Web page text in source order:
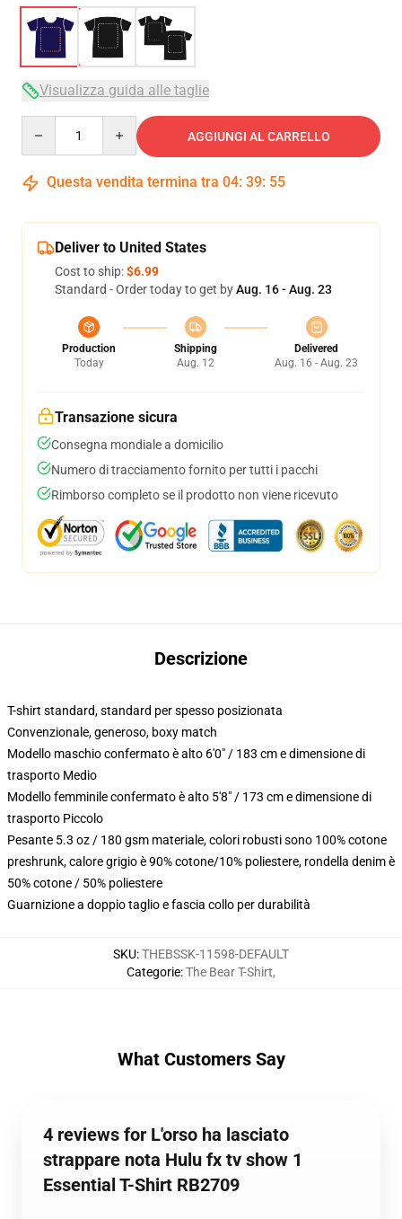
Visualizza guida alle taglie
AGGIUNGI AL CARRELLO
Questa vendita termina tra 04: 39: 54
Deliver to United States
Cost to ship:$6.99
Standard - Order today to get byAug. 16 - Aug. 23
Production
Today
Shipping
Aug. 12
Delivered
Aug. 16 - Aug. 23
Transazione sicura
Consegna mondiale a domicilio
Numero di tracciamento fornito per tutti i pacchi
Rimborso completo se il prodotto non viene ricevuto
Descrizione
T-shirt standard, standard per spesso posizionata
Convenzionale, generoso, boxy match
Modello maschio confermato è alto 6'0" / 183 cm e dimensione di
trasporto Medio
Modello femminile confermato è alto 5'8" / 173 cm e dimensione di
trasporto Piccolo
Pesante 5.3 oz / 180 gsm materiale, colori robusti sono 100% cotone
preshrunk, calore grigio è 90% cotone/10% poliestere, rondella denim è
50% cotone / 50% poliestere
Guarnizione a doppio taglio e fascia collo per durabilità
SKU:THEBSSK-11598-DEFAULT
Categorie:The Bear T-Shirt,
What Customers Say
4 reviews for L'orso ha lasciato
strappare nota Hulu fx tv show 1
Essential T-Shirt RB2709